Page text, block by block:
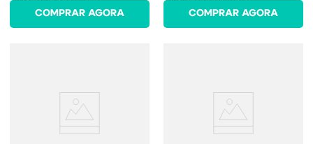
COMPRAR AGORA COMPRAR AGORA